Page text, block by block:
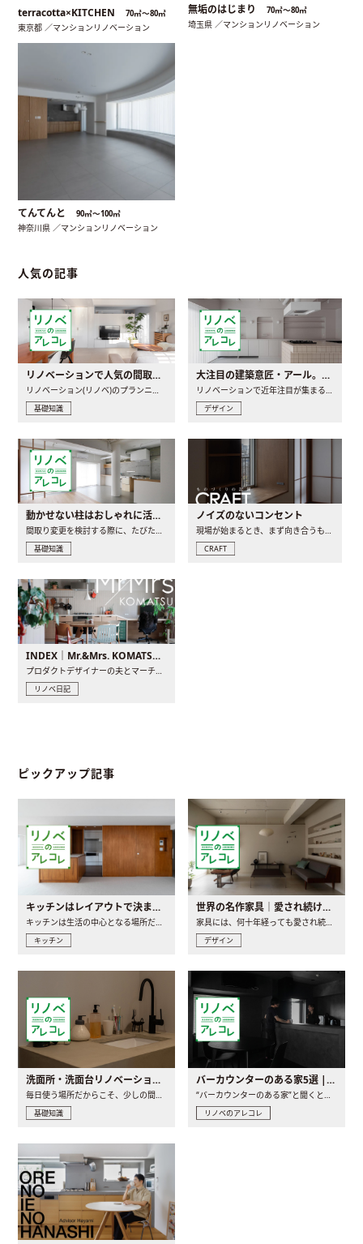
terracotta×KITCHEN 70㎡〜80㎡
東京都 ／マンションリノベーション
無垢のはじまり 70㎡〜80㎡
埼玉県 ／マンションリノベーション
てんてんと 90㎡〜100㎡
神奈川県 ／マンションリノベーション
人気の記事
リノベーションで人気の間取りとは？トレンドの間取りと実例を徹底解説
基礎知識
大注目の建築意匠・アール。人気の理由と空間に取り入れるポイント
デザイン
動かせない柱はおしゃれに活用！柱を魅せるリノベーション(リノベ)4選
基礎知識
ノイズのないコンセント
CRAFT
INDEX｜Mr.&Mrs. KOMATSU renovation diary
リノベ日記
ピックアップ記事
キッチンはレイアウトで決まる。後悔しないための考え方と選び方
キッチンは生活の中心となる場所だからこそ、家の中のどこに置..
キッチン
世界の名作家具｜愛され続ける理由と一生モノとの出会い方
家具には、何十年経っても愛され続ける「名作」と呼ばれるもの..
デザイン
洗面所・洗面台リノベーションの事例と間取りアイデア
基礎知識
バーカウンターのある家5選 | 日常に馴染む“距離の近い”キッチンとは
リノベのアレコレ